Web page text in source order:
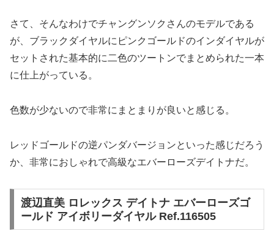
さて、そんなわけでチャングンソクさんのモデルである
が、ブラックダイヤルにピンクゴールドのインダイヤルが
セットされた基本的に二色のツートンでまとめられた一本
に仕上がっている。
色数が少ないので非常にまとまりが良いと感じる。
レッドゴールドの逆パンダバージョンといった感じだろう
か、非常におしゃれで高級なエバーローズデイトナだ。
渡辺直美 ロレックス デイトナ エバーローズゴ
ールド アイボリーダイヤル Ref.116505